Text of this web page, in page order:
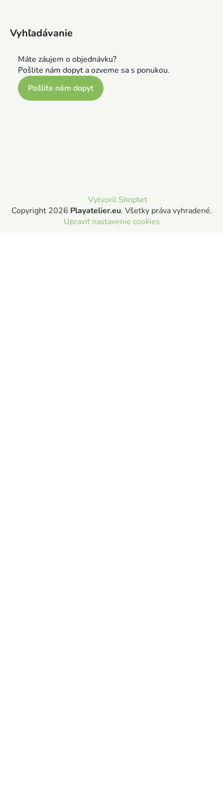
Vyhľadávanie
Máte záujem o objednávku?
Pošlite nám dopyt a ozveme sa s ponukou.
Pošlite nám dopyt
Vytvoril Shoptet
Copyright 2026 Playatelier.eu. Všetky práva vyhradené.
Upraviť nastavenie cookies